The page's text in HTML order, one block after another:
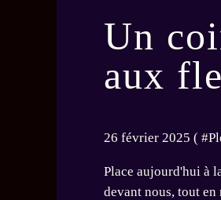
Un
aux
26 février 2025 ( #
Place aujourd'hui à
devant nous, tout